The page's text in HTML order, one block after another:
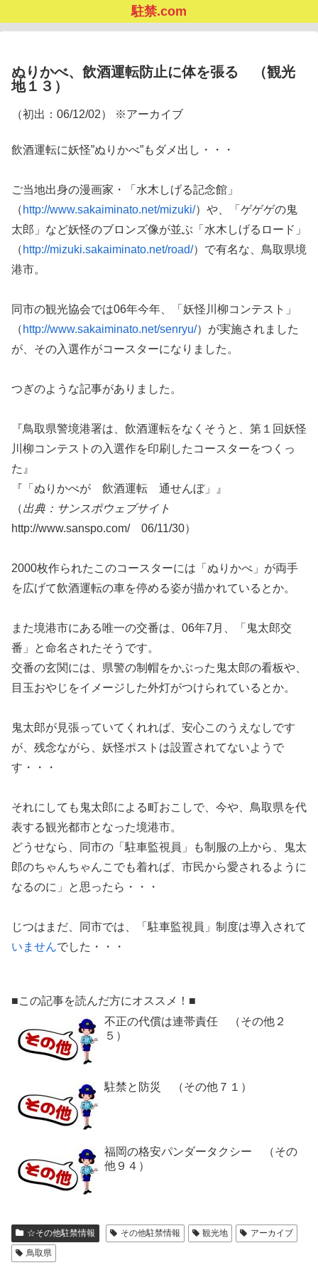
駐禁.com
ぬりかべ、飲酒運転防止に体を張る （観光
地１３）
（初出：06/12/02） ※アーカイブ
飲酒運転に妖怪”ぬりかべ”もダメ出し・・・
ご当地出身の漫画家・「水木しげる記念館」
（ http://www.sakaiminato.net/mizuki/）や、「ゲゲゲの鬼
太郎」など妖怪のブロンズ像が並ぶ「水木しげるロード」
（ http://mizuki.sakaiminato.net/road/）で有名な、鳥取県境
港市。
同市の観光協会では06年今年、「妖怪川柳コンテスト」
（ http://www.sakaiminato.net/senryu/）が実施されました
が、その入選作がコースターになりました。
つぎのような記事がありました。
『鳥取県警境港署は、飲酒運転をなくそうと、第１回妖怪
川柳コンテストの入選作を印刷したコースターをつくっ
た』
『「ぬりかべが 飲酒運転 通せんぼ」』
（出典：サンスポウェブサイト
http://www.sanspo.com/ 06/11/30）
2000枚作られたこのコースターには「ぬりかべ」が両手
を広げて飲酒運転の車を停める姿が描かれているとか。
また境港市にある唯一の交番は、06年7月、「鬼太郎交
番」と命名されたそうです。
交番の玄関には、県警の制帽をかぶった鬼太郎の看板や、
目玉おやじをイメージした外灯がつけられているとか。
鬼太郎が見張っていてくれれば、安心このうえなしです
が、残念ながら、妖怪ポストは設置されてないようで
す・・・
それにしても鬼太郎による町おこしで、今や、鳥取県を代
表する観光都市となった境港市。
どうせなら、同市の「駐車監視員」も制服の上から、鬼太
郎のちゃんちゃんこでも着れば、市民から愛されるように
なるのに」と思ったら・・・
じつはまだ、同市では、「駐車監視員」制度は導入されて
いませんでした・・・
■この記事を読んだ方にオススメ！■
不正の代償は連帯責任 （その他２
５）
駐禁と防災 （その他７１）
福岡の格安パンダータクシー （その
他９４）
☆その他駐禁情報 その他駐禁情報 観光地
アーカイブ
鳥取県